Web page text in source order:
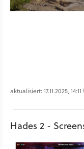
aktualisiert: 17.11.2025,
Hades 2 -